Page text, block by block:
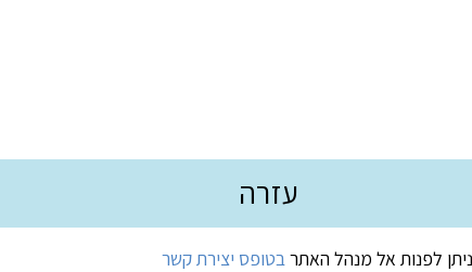
עזרה
לפנות אל מנהל האתרבטופס יצירת קשר